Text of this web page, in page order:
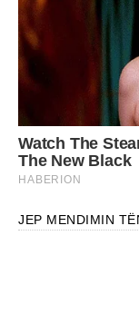
JEP MENDIMIN